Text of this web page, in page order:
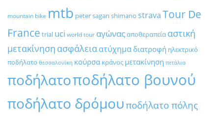
mountain bike mtb peter sagan shimano stravaTour De
France trial uci world tour αγώναςαποθεραπεία αστική
μετακίνηση ασφάλειαατύχημα διατροφή ηλεκτρικό
ποδήλατο θεσσαλονίκη κούρσα κράνος μετακίνηση πετάλια
ποδήλατοποδήλατο βουνού
ποδήλατο δρόμουποδήλατο πόλης